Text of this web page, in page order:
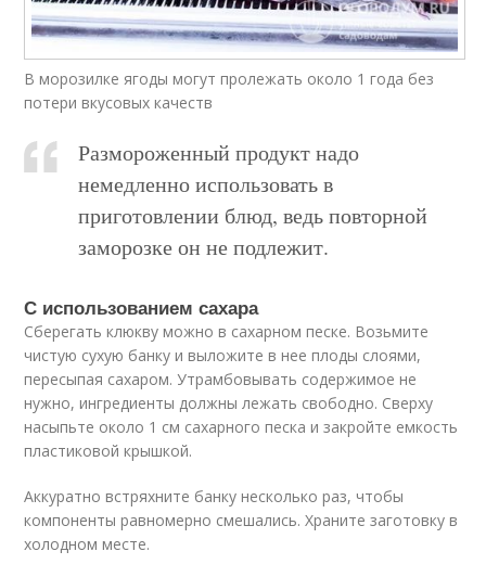
В морозилке ягоды могут пролежать около 1 года без
потери вкусовых качеств
Размороженный продукт надо
немедленно использовать в
приготовлении блюд, ведь повторной
заморозке он не подлежит.
С использованием сахара
Сберегать клюкву можно в сахарном песке. Возьмите
чистую сухую банку и выложите в нее плоды слоями,
пересыпая сахаром. Утрамбовывать содержимое не
нужно, ингредиенты должны лежать свободно. Сверху
насыпьте около 1 см сахарного песка и закройте емкость
пластиковой крышкой.
Аккуратно встряхните банку несколько раз, чтобы
компоненты равномерно смешались. Храните заготовку в
холодном месте.